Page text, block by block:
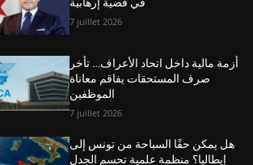
7 juillet 2026
أزمة مالية داخل اتحاد الأعراف… تأخر
صرف المستحقات يفاقم معاناة
الموظفين
7 juillet 2026
هل يمكن حقًا السباحة من تونس إلى
إيطاليا؟ منظمة علمية تحسم الجدل